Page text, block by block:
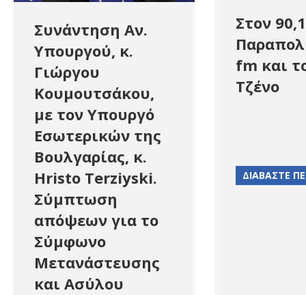
Συνάντηση Αν.
Υπουργού, κ.
Γιώργου
Κουμουτσάκου,
με τον Υπουργό
Εσωτερικών της
Βουλγαρίας, κ.
Hristo Terziyski.
Σύμπτωση
απόψεων για το
Σύμφωνο
Μετανάστευσης
και Ασύλου
Στον 90,1
fm και
Τζένο
ΔΙΑΒΑΣΤΕ